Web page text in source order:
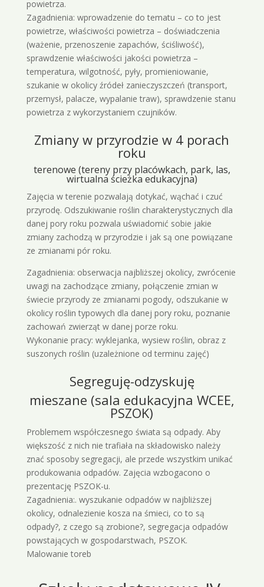
powietrza.
Zagadnienia: wprowadzenie do tematu – co to jest
powietrze, właściwości powietrza – doświadczenia
(ważenie, przenoszenie zapachów, ściśliwość),
sprawdzenie właściwości jakości powietrza –
temperatura, wilgotność, pyły, promieniowanie,
szukanie w okolicy źródeł zanieczyszczeń (transport,
przemysł, palacze, wypalanie traw), sprawdzenie stanu
powietrza z wykorzystaniem czujników.
Zmiany w przyrodzie w 4 porach
roku
terenowe (tereny przy placówkach, park, las,
wirtualna ścieżka edukacyjna)
Zajęcia w terenie pozwalają dotykać, wąchać i czuć
przyrodę. Odszukiwanie roślin charakterystycznych dla
danej pory roku pozwala uświadomić sobie jakie
zmiany zachodzą w przyrodzie i jak są one powiązane
ze zmianami pór roku.
Zagadnienia: obserwacja najbliższej okolicy, zwrócenie
uwagi na zachodzące zmiany, połączenie zmian w
świecie przyrody ze zmianami pogody, odszukanie w
okolicy roślin typowych dla danej pory roku, poznanie
zachowań zwierząt w danej porze roku.
Wykonanie pracy: wyklejanka, wysiew roślin, obraz z
suszonych roślin (uzależnione od terminu zajęć)
Segreguję-odzyskuję
mieszane (sala edukacyjna WCEE,
PSZOK)
Problemem współczesnego świata są odpady. Aby
większość z nich nie trafiała na składowisko należy
znać sposoby segregacji, ale przede wszystkim unikać
produkowania odpadów. Zajęcia wzbogacono o
prezentację PSZOK-u.
Zagadnienia:. wyszukanie odpadów w najbliższej
okolicy, odnalezienie kosza na śmieci, co to są
odpady?, z czego są zrobione?, segregacja odpadów
powstających w gospodarstwach, PSZOK.
Malowanie toreb